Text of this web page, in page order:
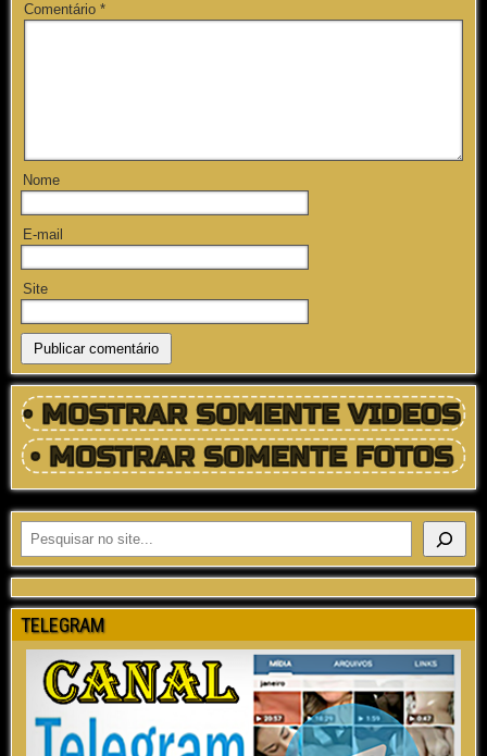
Comentário *
Nome
E-mail
Site
TELEGRAM